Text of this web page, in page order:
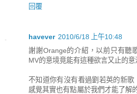
回覆
havever 2010/6/18 上午10:48
謝謝Orange的介紹，以前只有聽
MV的意境竟能有這種欲言又止的意
不知道你有沒有看過劉若英的新
感覺其實也有點屬於我們才能了解